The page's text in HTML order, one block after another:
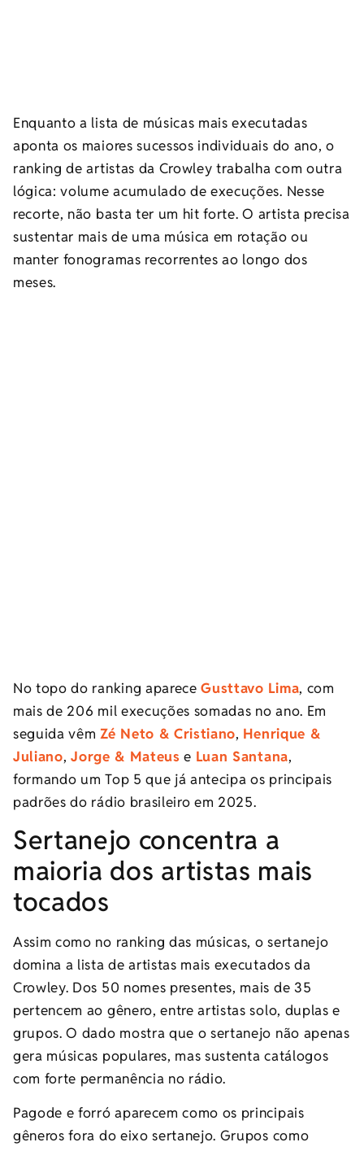
Enquanto a lista de músicas mais executadas
aponta os maiores sucessos individuais do ano, o
ranking de artistas da Crowley trabalha com outra
lógica: volume acumulado de execuções. Nesse
recorte, não basta ter um hit forte. O artista precisa
sustentar mais de uma música em rotação ou
manter fonogramas recorrentes ao longo dos
meses.
No topo do ranking apareceGusttavo Lima, com
mais de 206 mil execuções somadas no ano. Em
seguida vêmZé Neto & Cristiano, Henrique &
Juliano,Jorge & Mateus e Luan Santana,
formando um Top 5 que já antecipa os principais
padrões do rádio brasileiro em 2025.
Sertanejo concentra a
maioria dos artistas mais
tocados
Assim como no ranking das músicas, o sertanejo
domina a lista de artistas mais executados da
Crowley. Dos 50 nomes presentes, mais de 35
pertencem ao gênero, entre artistas solo, duplas e
grupos. O dado mostra que o sertanejo não apenas
gera músicas populares, mas sustenta catálogos
com forte permanência no rádio.
Pagode e forró aparecem como os principais
gêneros fora do eixo sertanejo. Grupos como